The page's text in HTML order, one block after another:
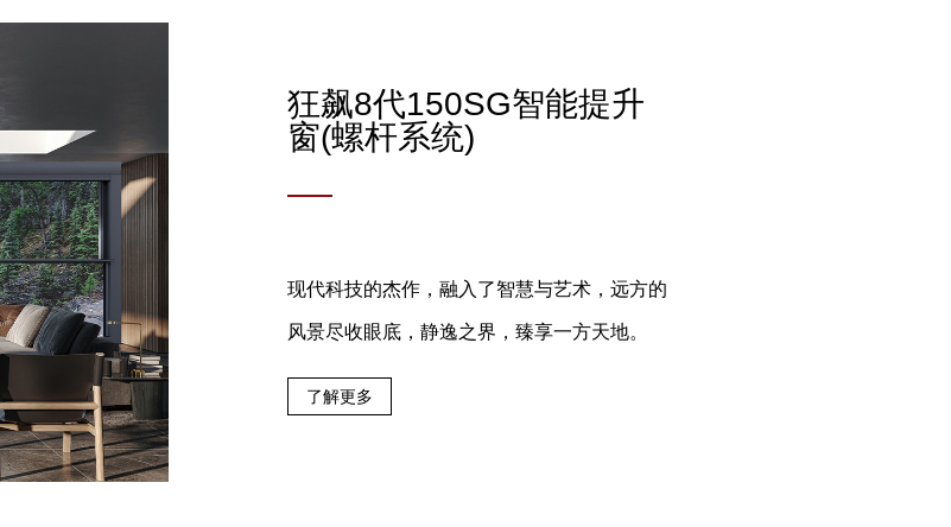
狂飙8代150SG智能提升
窗(螺杆系统)
现代科技的杰作，融入了智慧与艺术，远方的
风景尽收眼底，静逸之界，臻享一方天地。
了解更多